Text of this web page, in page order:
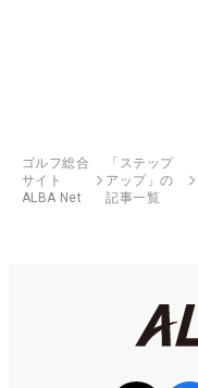
ゴルフ総合
サイト
ALBA Net
「ステップ
アップ」の
記事一覧